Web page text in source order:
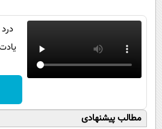
مطالب پیشنهادی